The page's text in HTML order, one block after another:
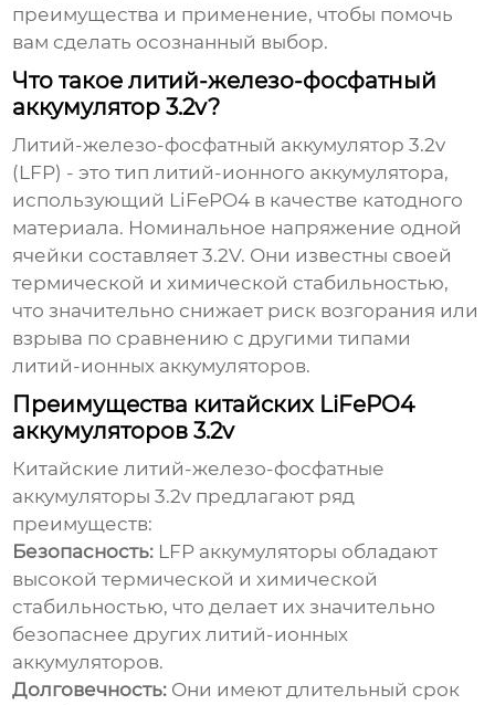
преимущества и применение, чтобы помочь
вам сделать осознанный выбор.
Что такое литий-железо-фосфатный
аккумулятор 3.2v?
Литий-железо-фосфатный аккумулятор 3.2v
(LFP) - это тип литий-ионного аккумулятора,
использующий LiFePO4 в качестве катодного
материала. Номинальное напряжение одной
ячейки составляет 3.2V. Они известны своей
термической и химической стабильностью,
что значительно снижает риск возгорания или
взрыва по сравнению с другими типами
литий-ионных аккумуляторов.
Преимущества китайских LiFePO4
аккумуляторов 3.2v
Китайские литий-железо-фосфатные
аккумуляторы 3.2v предлагают ряд
преимуществ:
Безопасность: LFP аккумуляторы обладают
высокой термической и химической
стабильностью, что делает их значительно
безопаснее других литий-ионных
аккумуляторов.
Долговечность: Они имеют длительный срок